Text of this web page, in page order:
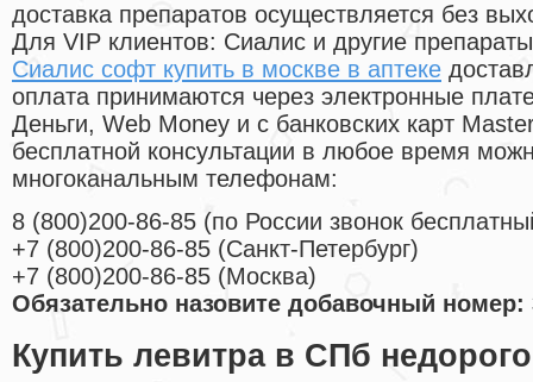
доставка препаратов осуществляется без
Для VIP клиентов: Сиалис и другие
Сиалис софт купить в москве в аптеке
оплата принимаются через электронные
Деньги, Web Money и с банковских карт
бесплатной консультации в любое время
многоканальным телефонам:
8 (800)200-86-85 (по России звонок
+7 (800)200-86-85 (Санкт-Петербург)
+7 (800)200-86-85 (Москва)
Обязательно назовите добавочный номер:
Купить левитра в СПб